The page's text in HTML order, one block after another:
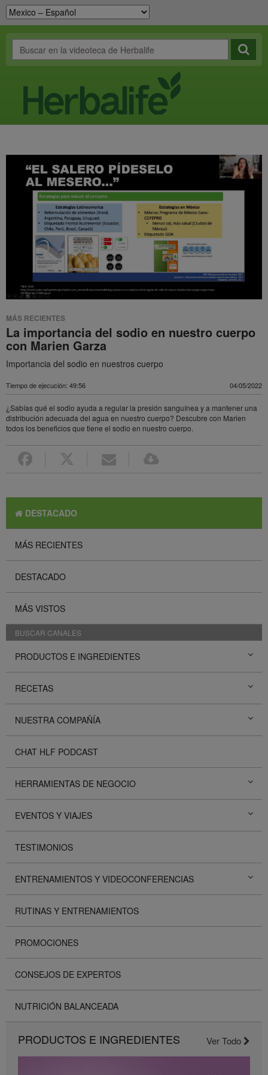
MÁS RECIENTES
La importancia del sodio en nuestro cuerpo
con Marien Garza
Importancia del sodio en nuestros cuerpo
Tiempo de ejecución: 49:56 04/05/2022
¿Sabías qué el sodio ayuda a regular la presión sanguínea y a mantener una
distribución adecuada del agua en nuestro cuerpo? Descubre con Marien
todos los beneficios que tiene el sodio en nuestro cuerpo.
DESTACADO
MÁS RECIENTES
DESTACADO
MÁS VISTOS
BUSCAR CANALES
PRODUCTOS E INGREDIENTES
RECETAS
NUESTRA COMPAÑÍA
CHAT HLF PODCAST
HERRAMIENTAS DE NEGOCIO
EVENTOS Y VIAJES
TESTIMONIOS
ENTRENAMIENTOS Y VIDEOCONFERENCIAS
RUTINAS Y ENTRENAMIENTOS
PROMOCIONES
CONSEJOS DE EXPERTOS
NUTRICIÓN BALANCEADA
PRODUCTOS E INGREDIENTES Ver Todo